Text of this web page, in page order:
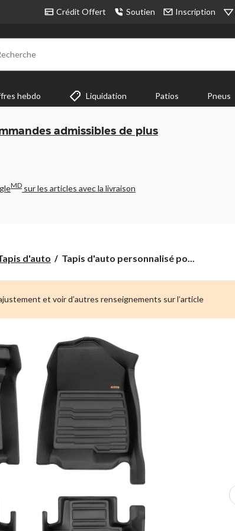
Crédit Offert Soutien Inscription
hebdo Liquidation Patios Pneus
admissibles de plus
MD sur les articles avec la livraison
d'auto
Tapis
personnalisé
Chrysler
propulsion
2011-
MOTOMASTER
Tapis d'auto personnalisé po...
et voir d’autres renseignements sur l’article